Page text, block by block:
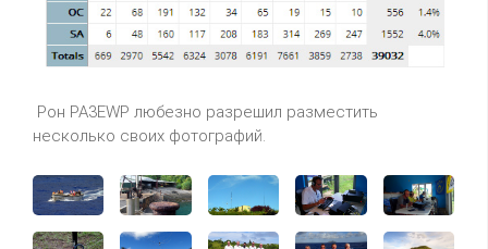
Рон PA3EWP любезно разрешил разместить
несколько своих фотографий.